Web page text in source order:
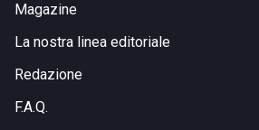
Magazine
La nostra linea editoriale
Redazione
F.A.Q.